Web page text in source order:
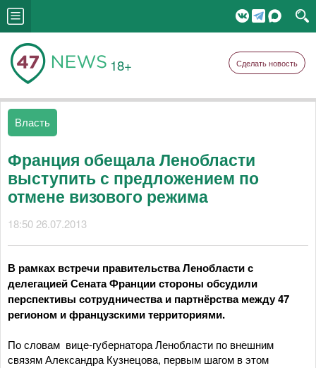
18+ Сделать новость
Власть
Франция обещала Ленобласти
выступить с предложением по
отмене визового режима
18:50 26.07.2013
В рамках встречи правительства Ленобласти с
делегацией Сената Франции стороны обсудили
перспективы сотрудничества и партнёрства между 47
регионом и французскими территориями.
По словам вице-губернатора Ленобласти по внешним
связям Александра Кузнецова, первым шагом в этом